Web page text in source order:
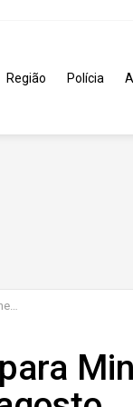
Região Polícia